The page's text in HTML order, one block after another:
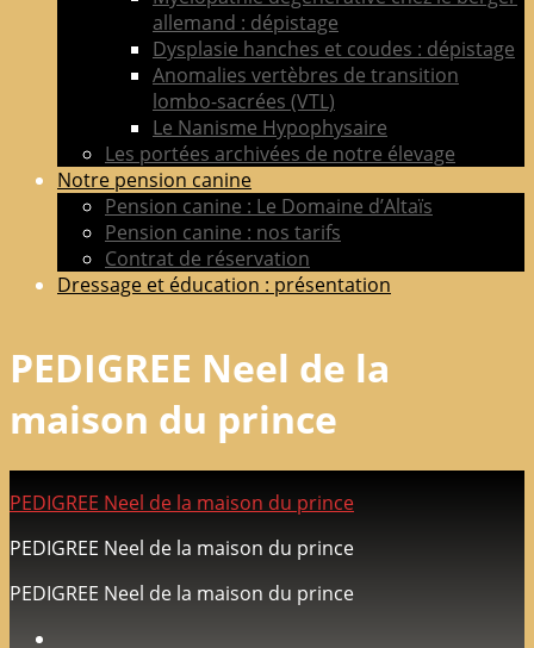
allemand : dépistage
Dysplasie hanches et coudes : dépistage
Anomalies vertèbres de transition
lombo-sacrées (VTL)
Le Nanisme Hypophysaire
Les portées archivées de notre élevage
Notre pension canine
Pension canine : Le Domaine d’Altaïs
Pension canine : nos tarifs
Contrat de réservation
Dressage et éducation : présentation
PEDIGREE Neel de la
maison du prince
PEDIGREE Neel de la maison du prince
PEDIGREE Neel de la maison du prince
PEDIGREE Neel de la maison du prince